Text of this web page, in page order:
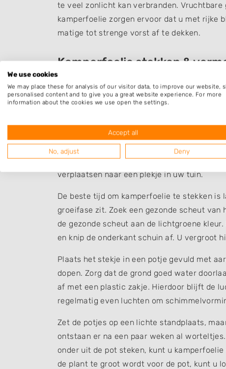
te veel zonlicht kan verbranden.
kamperfoelie zorgen ervoor dat u met rijke
matige tot strenge vorst af te dekken.
Kamperfoelie stekken &
Kamperfoelie vermeerderen kan op twee
kamperfoeliestekken. We zullen beide
Bij het vermeerderen van kamperfoelie
naar de grond. Het midden van de tak
blijft liggen. Daarna is het afwachten of de
gevormd, kunt u de tak van de heester
verplaatsen naar een plekje in uw tuin.
De beste tijd om kamperfoelie te stekken is
groeifase zit. Zoek een gezonde scheut
de gezonde scheut aan de lichtgroene
en knip de onderkant schuin af. U vergroot
Plaats het stekje in een potje gevuld met
dopen. Zorg dat de grond goed water
af met een plastic zakje. Hierdoor blijft de
regelmatig even luchten om
Zet de potjes op een lichte standplaats,
ontstaan er na een paar weken al
onder uit de pot steken, kunt u
de plant te groot wordt voor de pot, kunt u
We use cookies
We may place these for analysis of our visitor data, to improve our website,
personalised content and to give you a great website experience. For more
information about the cookies we use open the settings.
Accept all
No, adjust Deny